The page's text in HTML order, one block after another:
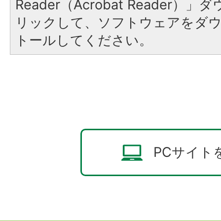
Reader（Acrobat Reader）」ダ
リックして、ソフトウェアをダ
トールしてください。
PCサイト